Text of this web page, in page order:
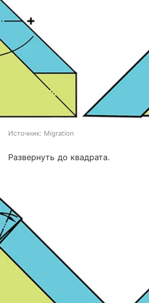
Источник: Migration
Развернуть до квадрата.